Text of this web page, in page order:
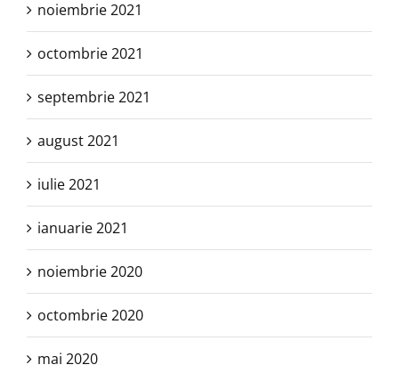
noiembrie 2021
octombrie 2021
septembrie 2021
august 2021
iulie 2021
ianuarie 2021
noiembrie 2020
octombrie 2020
mai 2020